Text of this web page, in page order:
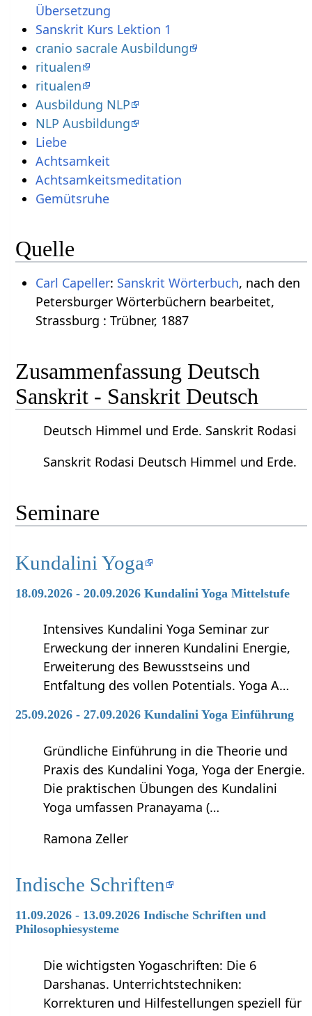
Übersetzung
Sanskrit Kurs Lektion 1
cranio sacrale Ausbildung
ritualen
ritualen
Ausbildung NLP
NLP Ausbildung
Liebe
Achtsamkeit
Achtsamkeitsmeditation
Gemütsruhe
Quelle
Carl Capeller: Sanskrit Wörterbuch, nach den
Petersburger Wörterbüchern bearbeitet,
Strassburg : Trübner, 1887
Zusammenfassung Deutsch
Sanskrit - Sanskrit Deutsch
Deutsch Himmel und Erde. Sanskrit Rodasi
Sanskrit Rodasi Deutsch Himmel und Erde.
Seminare
Kundalini Yoga
18.09.2026 - 20.09.2026 Kundalini Yoga Mittelstufe
Intensives Kundalini Yoga Seminar zur
Erweckung der inneren Kundalini Energie,
Erweiterung des Bewusstseins und
Entfaltung des vollen Potentials. Yoga A…
25.09.2026 - 27.09.2026 Kundalini Yoga Einführung
Gründliche Einführung in die Theorie und
Praxis des Kundalini Yoga, Yoga der Energie.
Die praktischen Übungen des Kundalini
Yoga umfassen Pranayama (…
Ramona Zeller
Indische Schriften
11.09.2026 - 13.09.2026 Indische Schriften und
Philosophiesysteme
Die wichtigsten Yogaschriften: Die 6
Darshanas. Unterrichtstechniken:
Korrekturen und Hilfestellungen speziell für